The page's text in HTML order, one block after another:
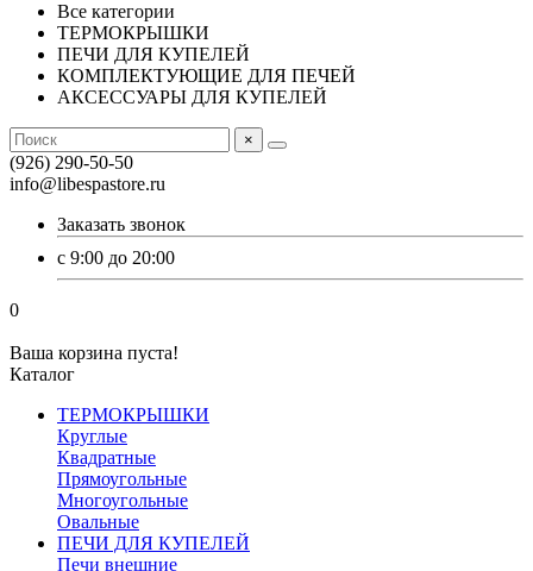
Все категории
ТЕРМОКРЫШКИ
ПЕЧИ ДЛЯ КУПЕЛЕЙ
КОМПЛЕКТУЮЩИЕ ДЛЯ ПЕЧЕЙ
АКСЕССУАРЫ ДЛЯ КУПЕЛЕЙ
×
(926) 290-50-50
info@libespastore.ru
Заказать звонок
с 9:00 до 20:00
0
Ваша корзина пуста!
Каталог
ТЕРМОКРЫШКИ
Круглые
Квадратные
Прямоугольные
Многоугольные
Овальные
ПЕЧИ ДЛЯ КУПЕЛЕЙ
Печи внешние